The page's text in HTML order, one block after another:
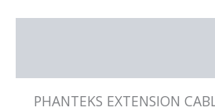
PHANTEKS EXTENSION